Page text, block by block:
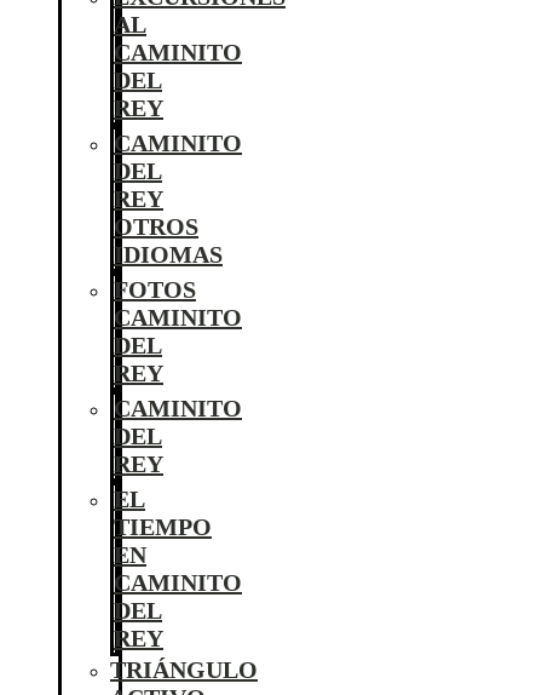
AL
CAMINITO
DEL
REY
CAMINITO
DEL
REY
OTROS
IDIOMAS
FOTOS
CAMINITO
DEL
REY
CAMINITO
DEL
REY
EL
TIEMPO
EN
CAMINITO
DEL
REY
TRIÁNGULO